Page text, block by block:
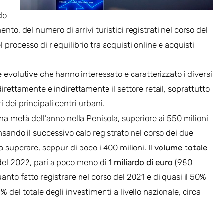
del numero di arrivi turistici registrati nel corso del
di riequilibrio tra acquisti online e acquisti
che hanno interessato e caratterizzato i diversi
e indirettamente il settore retail, soprattutto
dei principali centri urbani.
metà dell’anno nella Penisola, superiore ai 550 milioni
il successivo calo registrato nel corso dei due
seppur di poco i 400 milioni. Il volume totale
2022, pari a poco meno di 1 miliardo di euro (980
fatto registrare nel corso del 2021 e di quasi il 50%
del totale degli investimenti a livello nazionale, circa